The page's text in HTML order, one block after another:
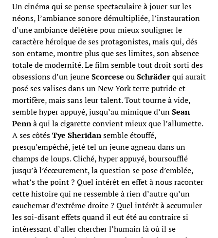
Un cinéma qui se pense spectaculaire à jouer sur les
néons, l’ambiance sonore démultipliée, l’instauration
d’une ambiance délétère pour mieux souligner le
caractère héroïque de ses protagonistes, mais qui, dés
son entame, montre plus que ses limites, son absence
totale de modernité. Le film semble tout droit sorti des
obsessions d’un jeuneScorcese ouSchräderqui aurait
posé ses valises dans un New York terre putride et
mortifère, mais sans leur talent. Tout tourne à vide,
semble hyper appuyé, jusqu’au mimique d’unSean
Pennà qui la cigarette convient mieux que l’allumette.
A ses côtésTye Sheridansemble étouffé,
presqu’empêché, jeté tel un jeune agneau dans un
champs de loups. Cliché, hyper appuyé, boursoufflé
jusqu’à l’écœurement, la question se pose d’emblée,
what’s the point ? Quel intérêt en effet à nous raconter
cette histoire qui ne ressemble à rien d’autre qu’un
cauchemar d’extrême droite ? Quel intérêt à accumuler
les soi-disant effets quand il eut été au contraire si
intéressant d’aller chercher l’humain là où il se